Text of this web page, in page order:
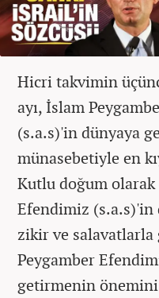
Hicri takvimin
ayı, İslam
(s.a.s)'in dünyaya
münasebetiyle en
Kutlu doğum
Efendimiz (s.a.s)'in
zikir ve
Peygamber
getirmenin